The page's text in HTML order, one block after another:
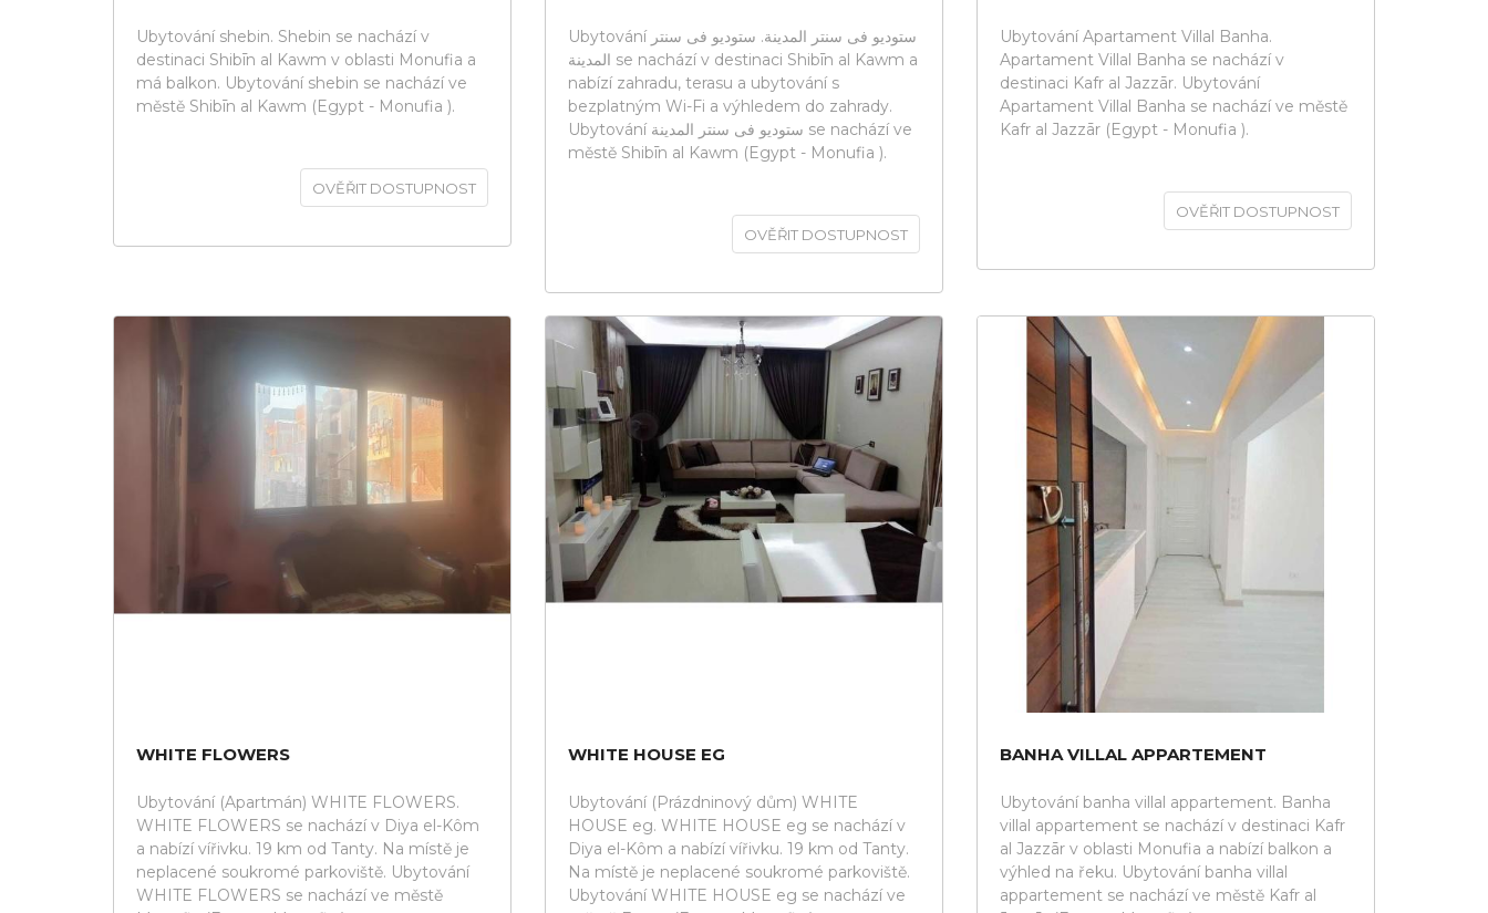
Ubytování shebin. Shebin se nachází v
destinaci Shibīn al Kawm v oblasti Monufia a
má balkon. Ubytování shebin se nachází ve
městě Shibīn al Kawm (Egypt - Monufia ).
OVĚŘIT DOSTUPNOST
Ubytování ستوديو فى سنتر المدينة. ستوديو فى سنتر
المدينة se nachází v destinaci Shibīn al Kawm a
nabízí zahradu, terasu a ubytování s
bezplatným Wi-Fi a výhledem do zahrady.
Ubytování ستوديو فى سنتر المدينة se nachází ve
městě Shibīn al Kawm (Egypt - Monufia ).
OVĚŘIT DOSTUPNOST
Ubytování Apartament Villal Banha.
Apartament Villal Banha se nachází v
destinaci Kafr al Jazzār. Ubytování
Apartament Villal Banha se nachází ve městě
Kafr al Jazzār (Egypt - Monufia ).
OVĚŘIT DOSTUPNOST
WHITE FLOWERS
Ubytování (Apartmán) WHITE FLOWERS.
WHITE FLOWERS se nachází v Diya el-Kôm
a nabízí vířivku. 19 km od Tanty. Na místě je
neplacené soukromé parkoviště. Ubytování
WHITE FLOWERS se nachází ve městě
WHITE HOUSE EG
Ubytování (Prázdninový dům) WHITE
HOUSE eg. WHITE HOUSE eg se nachází v
Diya el-Kôm a nabízí vířivku. 19 km od Tanty.
Na místě je neplacené soukromé parkoviště.
Ubytování WHITE HOUSE eg se nachází ve
BANHA VILLAL APPARTEMENT
Ubytování banha villal appartement. Banha
villal appartement se nachází v destinaci Kafr
al Jazzār v oblasti Monufia a nabízí balkon a
výhled na řeku. Ubytování banha villal
appartement se nachází ve městě Kafr al